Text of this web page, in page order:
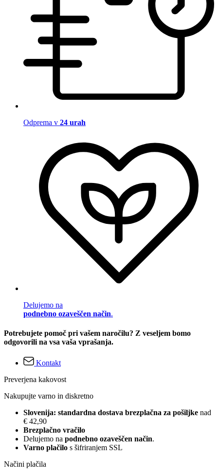
Odprema v 24 urah
Delujemo na
podnebno ozaveščen način.
Potrebujete pomoč pri vašem naročilu? Z veseljem bomo
odgovorili na vsa vaša vprašanja.
Kontakt
Preverjena kakovost
Nakupujte varno in diskretno
Slovenija: standardna dostava brezplačna za pošiljke nad
€ 42,90
Brezplačno vračilo
Delujemo na podnebno ozaveščen način.
Varno plačilo s šifriranjem SSL
Načini plačila